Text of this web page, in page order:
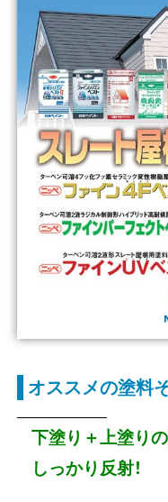
オススメの塗料
下塗り＋上塗り
しっかり反射！